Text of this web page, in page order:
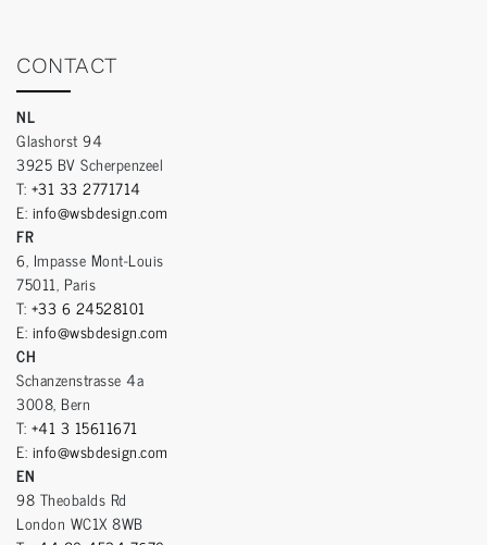
CONTACT
NL
Glashorst 94
3925 BV Scherpenzeel
T: +31 33 2771714
E: info@wsbdesign.com
FR
6, Impasse Mont-Louis
75011, Paris
T: +33 6 24528101
E: info@wsbdesign.com
CH
Schanzenstrasse 4a
3008, Bern
T: +41 3 15611671
E: info@wsbdesign.com
EN
98 Theobalds Rd
London WC1X 8WB